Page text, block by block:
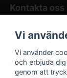
Kontakta oss
Butikens
Kontakta oss
Följ oss på
Vi
Vi använder
och erbjuda
genom att